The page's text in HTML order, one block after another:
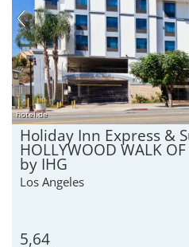
hotel.de
Holiday Inn Express &
HOLLYWOOD WALK OF
by IHG
Los Angeles
5,64